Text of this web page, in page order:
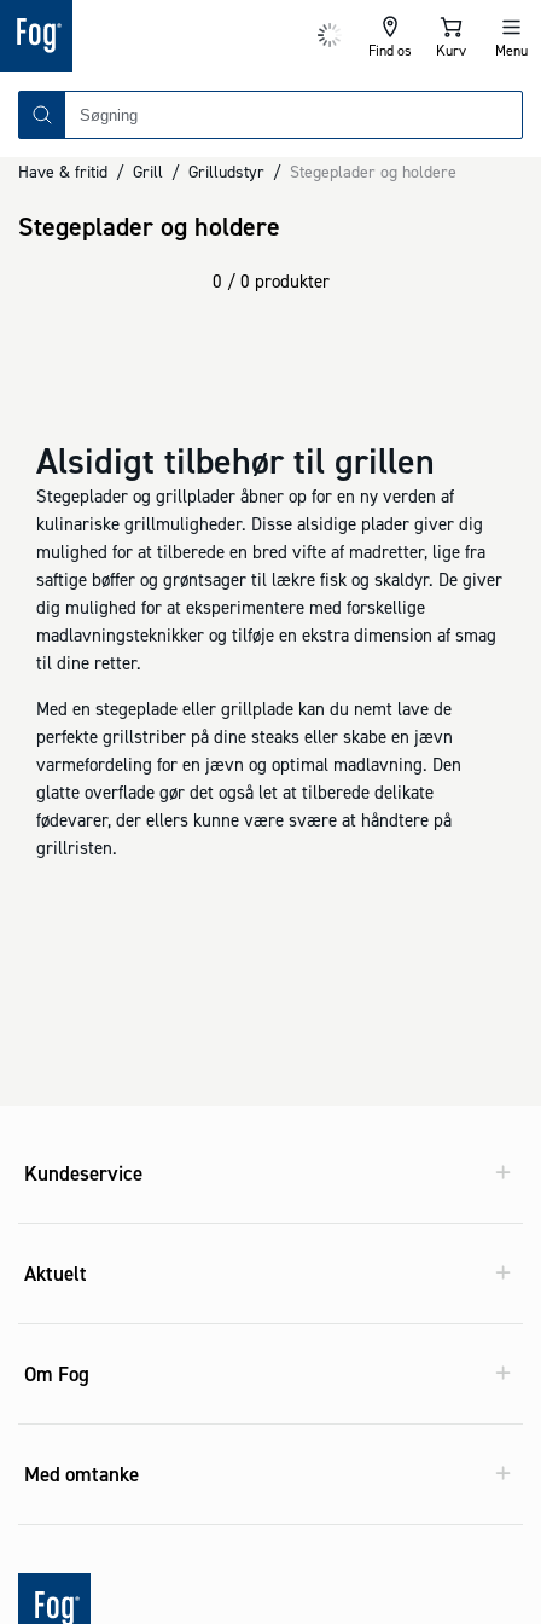
Find os Kurv Menu
Have & fritid / Grill / Grilludstyr / Stegeplader og holdere
Stegeplader og holdere
0 / 0 produkter
Alsidigt tilbehør til grillen
Stegeplader og grillplader åbner op for en ny verden af
kulinariske grillmuligheder. Disse alsidige plader giver dig
mulighed for at tilberede en bred vifte af madretter, lige fra
saftige bøffer og grøntsager til lækre fisk og skaldyr. De giver
dig mulighed for at eksperimentere med forskellige
madlavningsteknikker og tilføje en ekstra dimension af smag
til dine retter.
Med en stegeplade eller grillplade kan du nemt lave de
perfekte grillstriber på dine steaks eller skabe en jævn
varmefordeling for en jævn og optimal madlavning. Den
glatte overflade gør det også let at tilberede delikate
fødevarer, der ellers kunne være svære at håndtere på
grillristen.
Kundeservice
Aktuelt
Om Fog
Med omtanke